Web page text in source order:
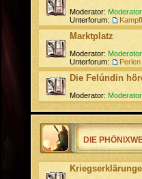
Moderator:
Unterforum:
Marktplatz
Moderator:
Unterforum:
Perlen
Die Felúndin
Moderator:
DIE